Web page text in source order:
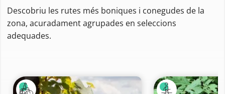
Descobriu les rutes més boniques i conegudes de la
zona, acuradament agrupades en seleccions
adequades.